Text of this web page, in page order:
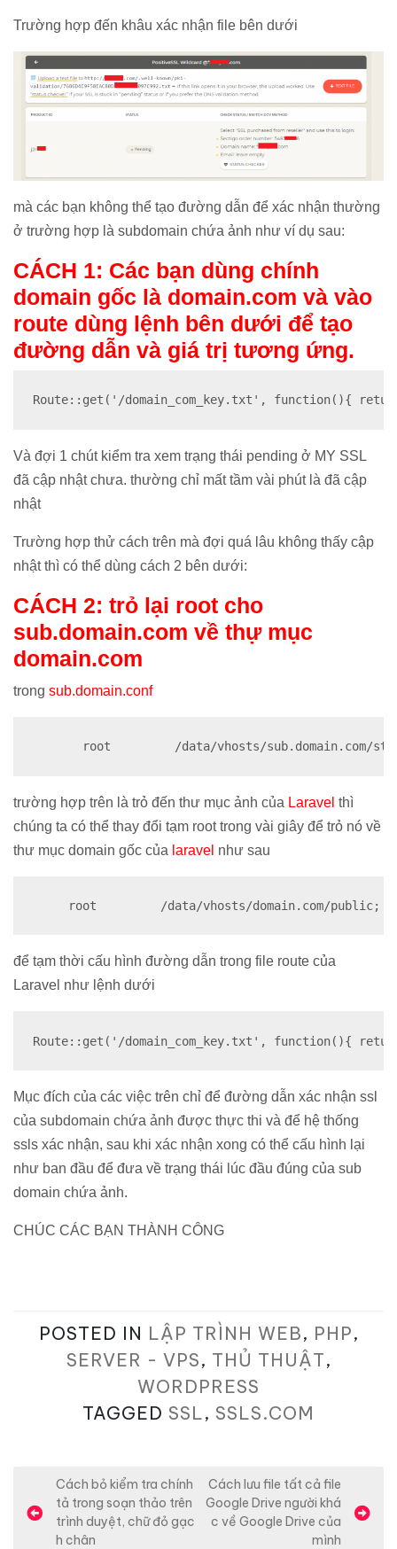
Trường hợp đến khâu xác nhận file bên dưới
mà các bạn không thể tạo đường dẫn để xác nhận thường
ở trường hợp là subdomain chứa ảnh như ví dụ sau:
CÁCH 1: Các bạn dùng chính
domain gốc là domain.com và vào
route dùng lệnh bên dưới để tạo
đường dẫn và giá trị tương ứng.
Route::get('/domain_com_key.txt', function(){ return
Và đợi 1 chút kiểm tra xem trạng thái pending ở MY SSL
đã cập nhật chưa. thường chỉ mất tầm vài phút là đã cập
nhật
Trường hợp thử cách trên mà đợi quá lâu không thấy cập
nhật thì có thể dùng cách 2 bên dưới:
CÁCH 2: trỏ lại root cho
sub.domain.com về thự mục
domain.com
trong sub.domain.conf
root         /data/vhosts/sub.domain.com/
trường hợp trên là trỏ đến thư mục ảnh của Laravel thì
chúng ta có thể thay đổi tạm root trong vài giây để trỏ nó về
thư mục domain gốc của laravel như sau
     root         /data/vhosts/domain.com/public;
để tạm thời cấu hình đường dẫn trong file route của
Laravel như lệnh dưới
Route::get('/domain_com_key.txt', function(){ return
Mục đích của các việc trên chỉ để đường dẫn xác nhận ssl
của subdomain chứa ảnh được thực thi và để hệ thống
ssls xác nhận, sau khi xác nhận xong có thể cấu hình lại
như ban đầu để đưa về trạng thái lúc đầu đúng của sub
domain chứa ảnh.
CHÚC CÁC BẠN THÀNH CÔNG
POSTED IN LẬP TRÌNH WEB, PHP,
SERVER - VPS, THỦ THUẬT,
WORDPRESS
TAGGED SSL, SSLS.COM
i
Cách bỏ kiểm tra chính
tả trong soạn thảo trên
trình duyệt, chữ đỏ gạc
h chân
Cách lưu file tất cả file
Google Drive người khá
c về Google Drive của
mình